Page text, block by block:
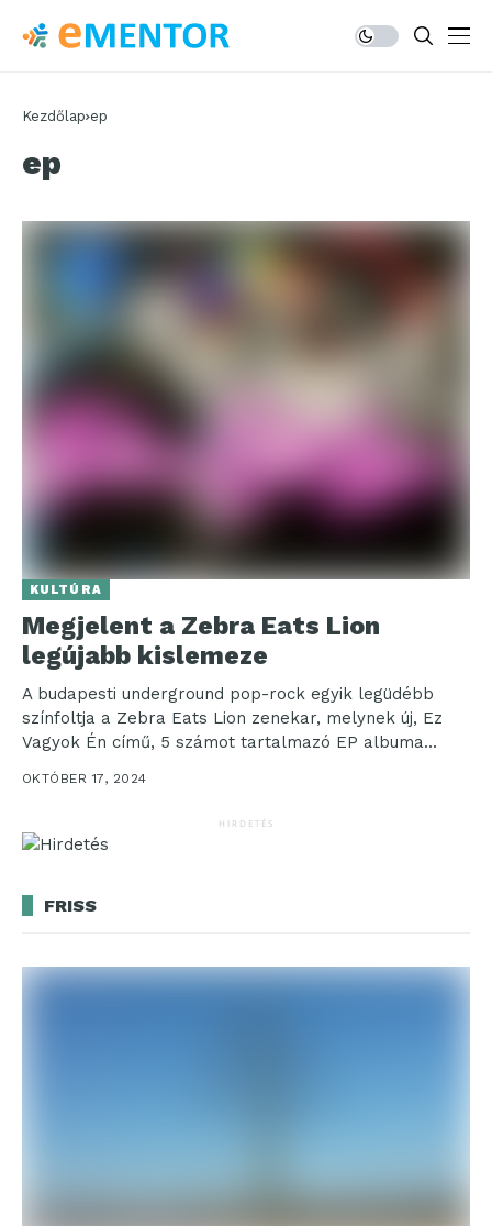
Kezdőlap ep
ep
KULTÚRA
Megjelent a Zebra Eats Lion
legújabb kislemeze
A budapesti underground pop-rock egyik legüdébb
színfoltja a Zebra Eats Lion zenekar, melynek új, Ez
Vagyok Én című, 5 számot tartalmazó EP albuma...
OKTÓBER 17, 2024
HIRDETÉS
FRISS